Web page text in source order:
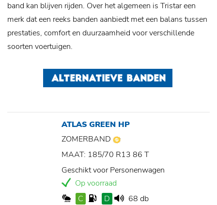
band kan blijven rijden. Over het algemeen is Tristar een
merk dat een reeks banden aanbiedt met een balans tussen
prestaties, comfort en duurzaamheid voor verschillende
soorten voertuigen.
ALTERNATIEVE BANDEN
ATLAS GREEN HP
ZOMERBAND
MAAT: 185/70 R13 86 T
Geschikt voor Personenwagen
Op voorraad
C
D
68 db